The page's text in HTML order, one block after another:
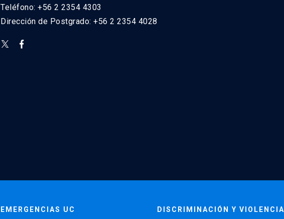
Teléfono: +56 2 2354 4303
Dirección de Postgrado: +56 2 2354 4028
EMERGENCIAS UC DISCRIMINACIÓN Y VIOLENCIA